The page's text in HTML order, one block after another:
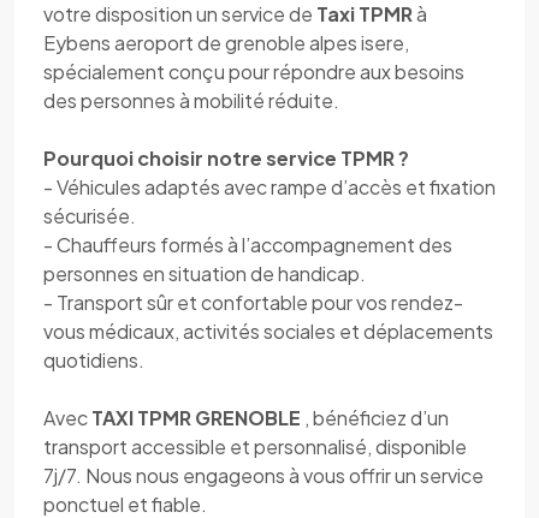
votre disposition un service de Taxi TPMRà
Eybens aeroport de grenoble alpes isere,
spécialement conçu pour répondre aux besoins
des personnes à mobilité réduite.
Pourquoi choisir notre service TPMR ?
- Véhicules adaptés avec rampe d’accès et fixation
sécurisée.
- Chauffeurs formés à l’accompagnement des
personnes en situation de handicap.
- Transport sûr et confortable pour vos rendez-
vous médicaux, activités sociales et déplacements
quotidiens.
AvecTAXI TPMR GRENOBLE , bénéficiez d’un
transport accessible et personnalisé, disponible
7j/7. Nous nous engageons à vous offrir un service
ponctuel et fiable.